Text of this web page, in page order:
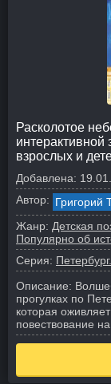
Расколотое
интерактивной
взрослых и
Добавлена:
Автор: Григорий
Жанр: Детская
Популярно об
Серия:
Описание:
прогулках по
которая
повествование